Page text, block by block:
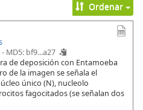
Ordenar
- MD5: bf9...a27
de deposición con Entamoeba
de la imagen se señala el
único (N), nucleolo
fagocitados (se señalan dos